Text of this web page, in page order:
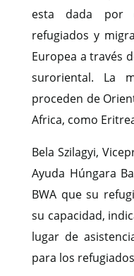
esta dada por
refugiados y
Europea a través
suroriental. La
proceden de
Africa, como
Bela Szilagyi,
Ayuda Húngara
BWA que su
su capacidad,
lugar de
para los